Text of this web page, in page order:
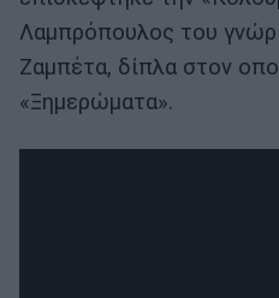
Λαμπρόπουλος του
Ζαμπέτα, δίπλα στον
«Ξημερώματα».